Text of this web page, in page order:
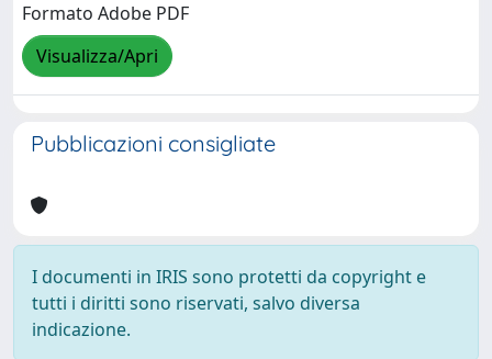
Formato Adobe PDF
Visualizza/Apri
Pubblicazioni consigliate
I documenti in IRIS sono protetti da copyright e
tutti i diritti sono riservati, salvo diversa
indicazione.